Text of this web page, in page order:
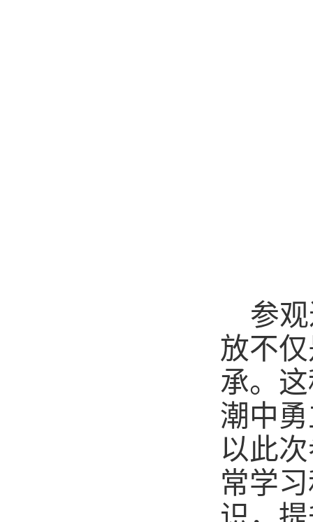
参
放不
承。
潮中
以此
常学